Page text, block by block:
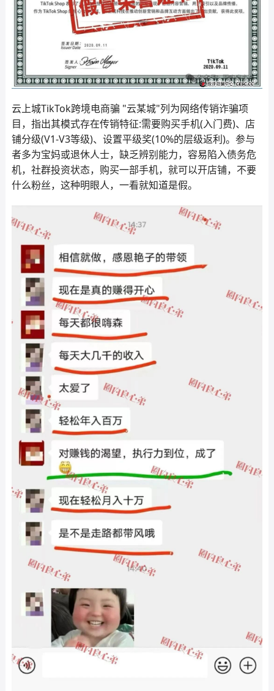
云上城TikTok跨境电商骗 "云某城"列为网络传销诈骗项
目，指出其模式存在传销特征:需要购买手机(入门费)、店
铺分级(V1-V3等级)、设置平级奖(10%的层级返利)。参与
者多为宝妈或退休人士，缺乏辨别能力，容易陷入债务危
机，社群投资状态，购买一部手机，就可以开店铺，不要
什么粉丝，这种明眼人，一看就知道是假。